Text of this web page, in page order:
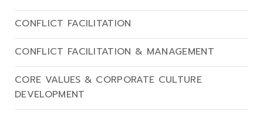
CONFLICT FACILITATION
CONFLICT FACILITATION & MANAGEMENT
CORE VALUES & CORPORATE CULTURE
DEVELOPMENT